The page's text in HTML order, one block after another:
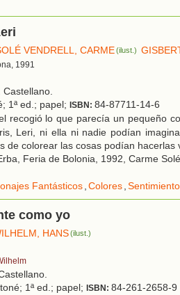
VENDRELL, CARME(ilust.)
1991
Castellano.
1ª ed.; papel; ISBN: 84-87711-14-6
recogió lo que parecía un pequeño
Leri, ni ella ni nadie podían
de colorear las cosas podían hacerlas
Feria de Bolonia, 1992, Carme
Fantásticos,Colores,
como yo
HANS(ilust.)
1ª ed.; papel; ISBN: 84-261-2658-9